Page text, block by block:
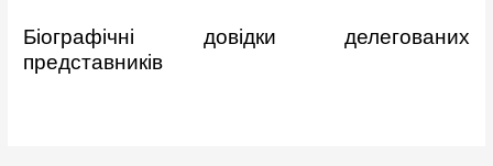
Біографічні довідки делегованих
представників